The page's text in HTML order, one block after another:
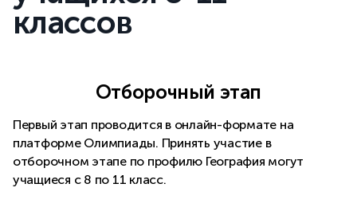
классов
Отборочный этап
Первый этап проводится в онлайн-формате на
платформе Олимпиады. Принять участие в
отборочном этапе по профилю География могут
учащиеся с 8 по 11 класс.